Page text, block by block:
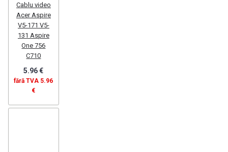
Cablu video
Acer Aspire
V5-171 V5-
131 Aspire
One 756
C710
5.96 €
fără TVA 5.96
€